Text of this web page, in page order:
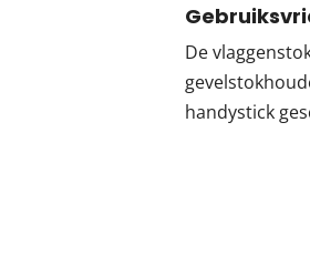
De
handystick